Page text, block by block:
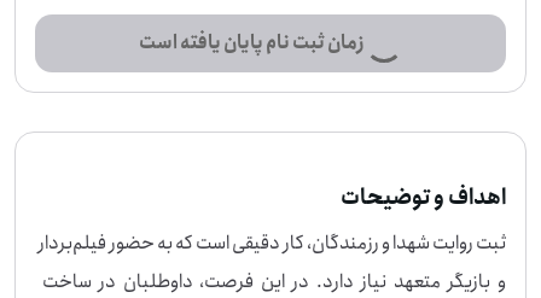
زمان ثبت نام پایان یافته است
اهداف و توضیحات
ثبت روایت شهدا و رزمندگان، کار دقیقی است که به حضور فیلم‌بردار
و بازیگر متعهد نیاز دارد. در این فرصت، داوطلبان در ساخت